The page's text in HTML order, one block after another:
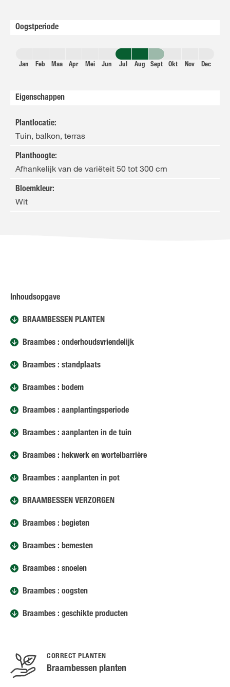
Oogstperiode
Jan Feb Maa Apr Mei Jun Jul Aug Sept Okt Nov Dec
Eigenschappen
Plantlocatie:
Tuin, balkon, terras
Planthoogte:
Afhankelijk van de variëteit 50 tot 300 cm
Bloemkleur:
Wit
Inhoudsopgave
BRAAMBESSEN PLANTEN
Braambes : onderhoudsvriendelijk
Braambes : standplaats
Braambes : bodem
Braambes : aanplantingsperiode
Braambes : aanplanten in de tuin
Braambes : hekwerk en wortelbarrière
Braambes : aanplanten in pot
BRAAMBESSEN VERZORGEN
Braambes : begieten
Braambes : bemesten
Braambes : snoeien
Braambes : oogsten
Braambes : geschikte producten
CORRECT PLANTEN
Braambessen planten